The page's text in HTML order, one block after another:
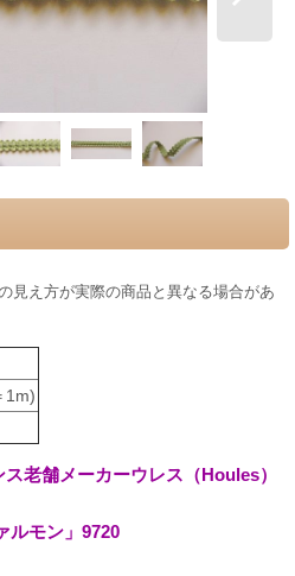
見え方が実際の商品と異なる場合があ
1m)
老舗メーカーウレス（Houles）
ルモン」9720